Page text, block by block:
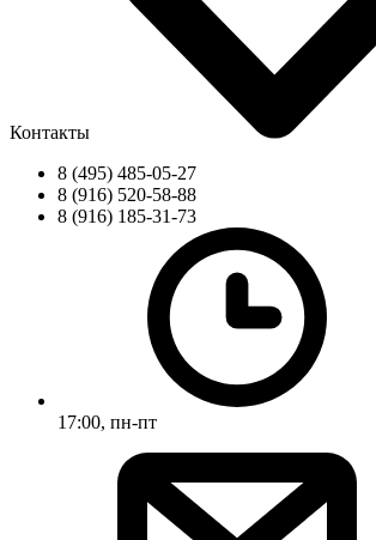
Контакты
8 (495) 485-05-27
8 (916) 520-58-88
8 (916) 185-31-73
17:00, пн-пт